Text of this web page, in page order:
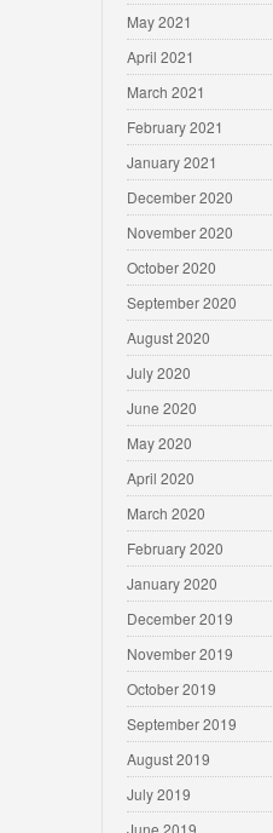
May 2021
April 2021
March 2021
February 2021
January 2021
December 2020
November 2020
October 2020
September 2020
August 2020
July 2020
June 2020
May 2020
April 2020
March 2020
February 2020
January 2020
December 2019
November 2019
October 2019
September 2019
August 2019
July 2019
June 2019